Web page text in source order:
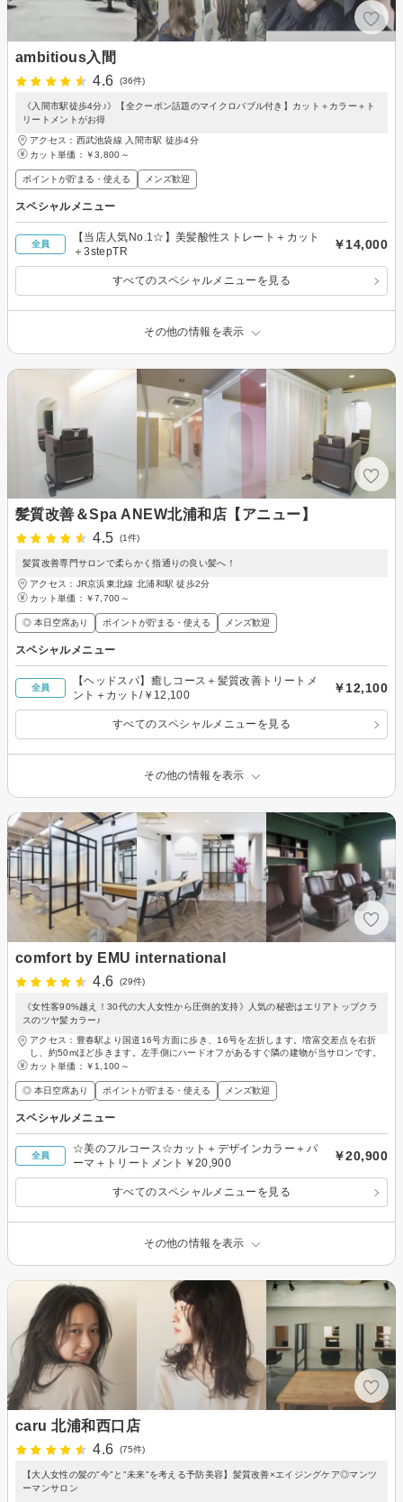
ambitious入間
4.6
(36件)
《入間市駅徒歩4分♪》【全クーポン話題のマイクロバブル付き】カット＋カラー＋ト
リートメントがお得
アクセス：西武池袋線 入間市駅 徒歩4分
カット単価： ￥3,800～
ポイントが貯まる・使える メンズ歓迎
スペシャルメニュー
全員
【当店人気No.1☆】美髪酸性ストレート＋カット
＋3stepTR
￥14,000
すべてのスペシャルメニューを見る
その他の情報を表示
髪質改善＆Spa ANEW北浦和店【アニュー】
4.5
(1件)
髪質改善専門サロンで柔らかく指通りの良い髪へ！
アクセス：JR京浜東北線 北浦和駅 徒歩2分
カット単価： ￥7,700～
◎ 本日空席あり ポイントが貯まる・使える メンズ歓迎
スペシャルメニュー
全員
【ヘッドスパ】癒しコース＋髪質改善トリートメ
ント＋カット/￥12,100
￥12,100
すべてのスペシャルメニューを見る
その他の情報を表示
comfort by EMU international
4.6
(29件)
《女性客90%越え！30代の大人女性から圧倒的支持》人気の秘密はエリアトップクラ
スのツヤ髪カラー♪
アクセス：豊春駅より国道16号方面に歩き、16号を左折します。増富交差点を右折
し、約50mほど歩きます。左手側にハードオフがあるすぐ隣の建物が当サロンです。
カット単価： ￥1,100～
◎ 本日空席あり ポイントが貯まる・使える メンズ歓迎
スペシャルメニュー
全員
☆美のフルコース☆カット＋デザインカラー＋パ
ーマ＋トリートメント￥20,900
￥20,900
すべてのスペシャルメニューを見る
その他の情報を表示
caru 北浦和西口店
4.6
(75件)
【大人女性の髪の"今"と"未来"を考える予防美容】髪質改善×エイジングケア◎マンツ
ーマンサロン